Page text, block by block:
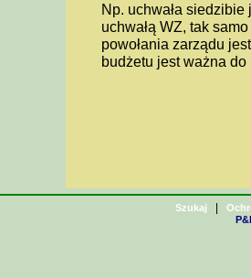
Np. uchwała
uchwałą WZ, tak
powołania zarządu
budżetu jest ważna
Szukaj